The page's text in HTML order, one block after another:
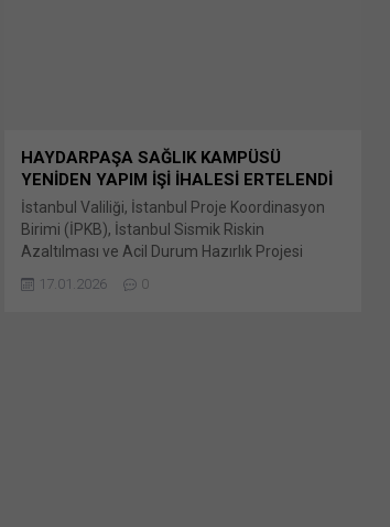
HAYDARPAŞA SAĞLIK KAMPÜSÜ
YENİDEN YAPIM İŞİ İHALESİ ERTELENDİ
İstanbul Valiliği, İstanbul Proje Koordinasyon
Birimi (İPKB), İstanbul Sismik Riskin
Azaltılması ve Acil Durum Hazırlık Projesi
Kalkınma Bankası (Council of European Bunu
17.01.2026 0